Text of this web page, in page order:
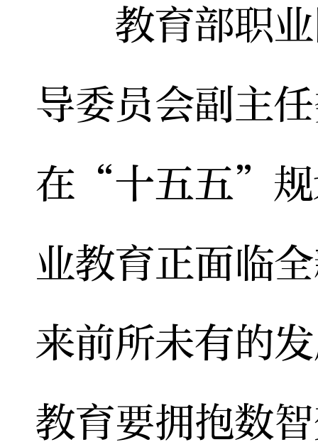
教育部职业
导委员会副主
在“十五五”规
业教育正面临
来前所未有的
教育要拥抱数